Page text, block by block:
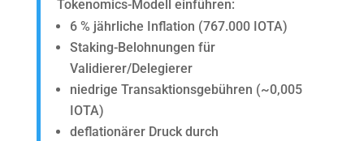
Tokenomics-Modell einführen:
6 % jährliche Inflation (767.000 IOTA)
Staking-Belohnungen für
Validierer/Delegierer
niedrige Transaktionsgebühren (~0,005
IOTA)
deflationärer Druck durch